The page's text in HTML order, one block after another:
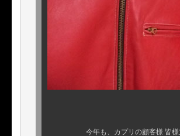
今年も、カプリの顧客様 皆様方